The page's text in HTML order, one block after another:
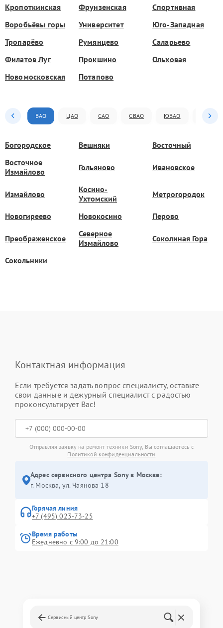
Кропоткинская Фрунзенская
Спортивная
Воробьёвы горы
Университет
Юго-Западная
Тропарёво
Румянцево
Саларьево
Филатов Луг
Прокшино
Ольховая
Новомосковская
Потапово
ВАО ЦАО САО СВАО ЮВАО ЮАО
Богородское Вешняки
Восточный
Восточное
Измайлово
Гольяново Ивановское
Измайлово
Косино-
Ухтомский
Метрогородок
Новогиреево Новокосино Перово
Преображенское
Северное
Измайлово
Соколиная Гора
Сокольники
Контактная информация
Если требуется задать вопрос специалисту, оставьте
свои данные и дежурный специалист с радостью
проконсультирует Вас!
Отправляя заявку на ремонт техники Sony, Вы соглашаетесь с
Политикой конфиденциальности
Адрес сервисного центра Sony в Москве:
г. Москва, ул. Чаянова 18
Горячая линия
+7 (495) 023-73-25
Время работы
Ежедневно с 9:00 до 21:00
Сервисный центр Sony